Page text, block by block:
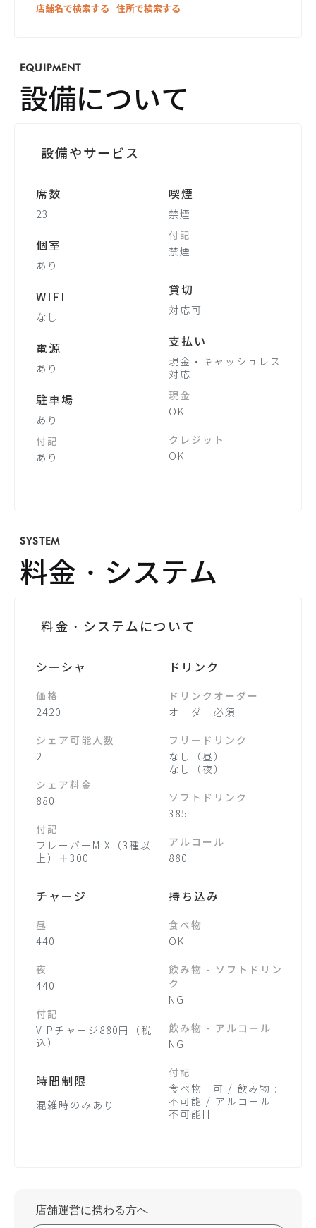
店舗名で検索する 住所で検索する
EQUIPMENT
設備について
設備やサービス
席数
23
個室
あり
WIFI
なし
電源
あり
駐車場
あり
付記
あり
喫煙
禁煙
付記
禁煙
貸切
対応可
支払い
現金・キャッシュレス
対応
現金
OK
クレジット
OK
SYSTEM
料金・システム
料金・システムについて
シーシャ
価格
2420
シェア可能人数
2
シェア料金
880
付記
フレーバーMIX（3種以
上）＋300
チャージ
昼
440
夜
440
付記
VIPチャージ880円（税
込）
時間制限
混雑時のみあり
ドリンク
ドリンクオーダー
オーダー必須
フリードリンク
なし（昼）
なし（夜）
ソフトドリンク
385
アルコール
880
持ち込み
食べ物
OK
飲み物 - ソフトドリン
ク
NG
飲み物 - アルコール
NG
付記
食べ物 : 可 / 飲み物 :
不可能 / アルコール :
不可能[]
店舗運営に携わる方へ